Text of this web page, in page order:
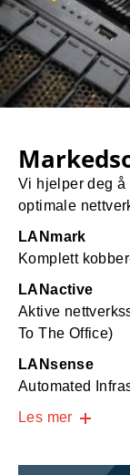
Vi hjelper deg å
optimale
LANmark
Komplett
LANactive
Aktive
To The Office)
LANsense
Automated
Les mer